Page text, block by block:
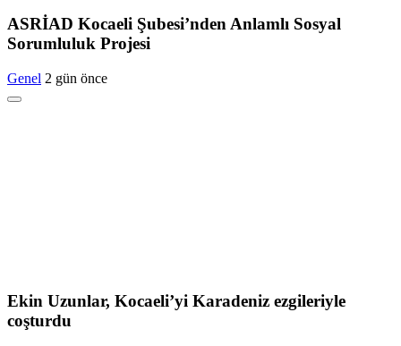
ASRİAD Kocaeli Şubesi’nden Anlamlı Sosyal
Sorumluluk Projesi
Genel 2 gün önce
Ekin Uzunlar, Kocaeli’yi Karadeniz ezgileriyle
coşturdu